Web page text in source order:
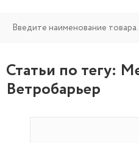
Статьи по тегу:
Ветробарьер